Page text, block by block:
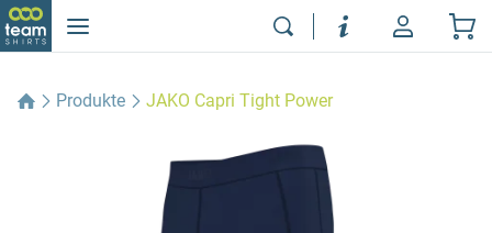
Produkte JAKO Capri Tight Power